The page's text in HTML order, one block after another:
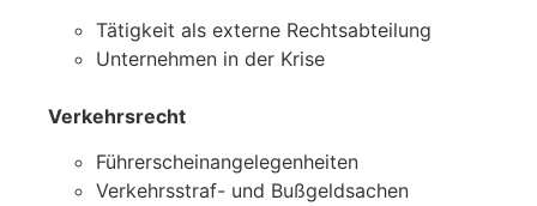
Tätigkeit als externe Rechtsabteilung
Unternehmen in der Krise
Verkehrsrecht
Führerscheinangelegenheiten
Verkehrsstraf- und Bußgeldsachen